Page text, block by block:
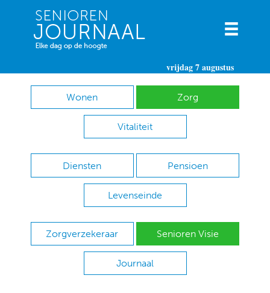
vrijdag 7 augustus
Wonen Zorg
Vitaliteit
Diensten Pensioen
Levenseinde
Zorgverzekeraar Senioren Visie
Journaal